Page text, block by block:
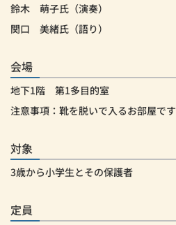
鈴木 萌子氏（演奏）
関口 美緒氏（語り）
会場
地下1階 第1多目的室
注意事項：靴を脱いで入るお部屋です
対象
3歳から小学生とその保護者
定員